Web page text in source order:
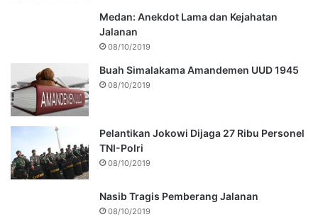
Medan: Anekdot Lama dan Kejahatan
Jalanan
08/10/2019
Buah Simalakama Amandemen UUD 1945
08/10/2019
Pelantikan Jokowi Dijaga 27 Ribu Personel
TNI-Polri
08/10/2019
Nasib Tragis Pemberang Jalanan
08/10/2019